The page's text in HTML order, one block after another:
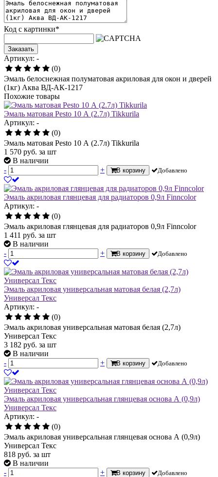
Код с картинки*
Заказать
Артикул: -
(0)
Эмаль белоснежная полуматовая акриловая для окон и дверей
(1кг) Аква ВД-АК-1217
Похожие товары
Эмаль матовая Pesto 10 А (2.7л) Tikkurila
Артикул: -
(0)
Эмаль матовая Pesto 10 А (2.7л) Tikkurila
1 570 руб. за шт
В наличии
-
+ В корзину Добавлено
Эмаль акриловая глянцевая для радиаторов 0,9л Finncolor
Артикул: -
(0)
Эмаль акриловая глянцевая для радиаторов 0,9л Finncolor
1 411 руб. за шт
В наличии
-
+ В корзину Добавлено
Эмаль акриловая универсальная матовая белая (2,7л)
Универсал Текс
Артикул: -
(0)
Эмаль акриловая универсальная матовая белая (2,7л)
Универсал Текс
3 182 руб. за шт
В наличии
-
+ В корзину Добавлено
Эмаль акриловая универсальная глянцевая основа А (0,9л)
Универсал Текс
Артикул: -
(0)
Эмаль акриловая универсальная глянцевая основа А (0,9л)
Универсал Текс
818 руб. за шт
В наличии
-
+ В корзину Добавлено